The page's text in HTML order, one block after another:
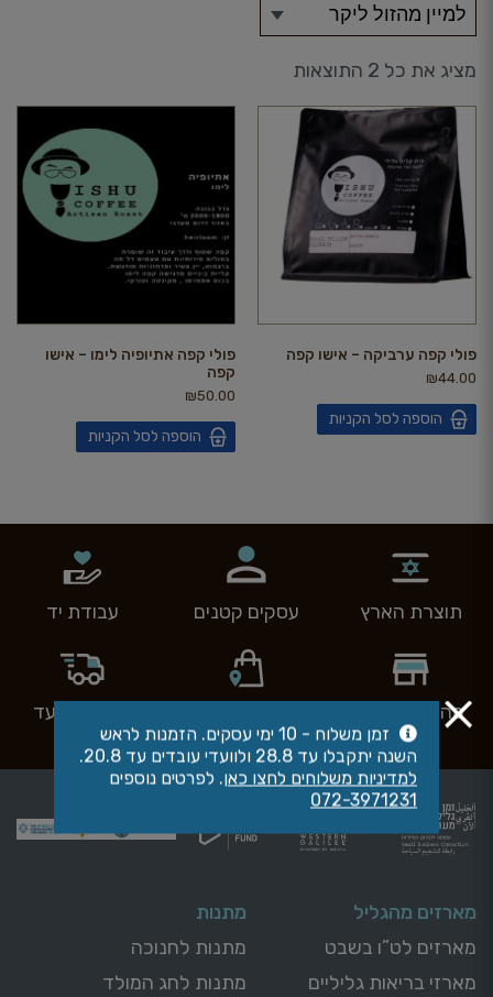
מציג את כל 2 התוצאות
פולי קפה ערביקה – אישו קפה
₪44.00
הוספה לסל הקניות
פולי קפה אתיופיה לימו – אישו
קפה
₪50.00
הוספה לסל הקניות
תוצרת הארץ עסקים קטנים עבודת יד
מהיצרן לצרכן
משלוחים עד
הבית
מארזים מהגליל
מארזים לט”ו בשבט
מארזי בריאות גליליים
מתנות
מתנות לחנוכה
מתנות לחג המולד
זמן משלוח - 10 ימי עסקים. הזמנות לראש
השנה יתקבלו עד 28.8 ולוועדי עובדים עד 20.8.
למדיניות משלוחים לחצו כאן. לפרטים נוספים
072-3971231